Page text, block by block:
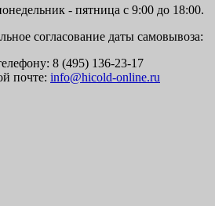
- пятница с 9:00 до 18:00.
согласование даты самовывоза:
8 (495) 136-23-17
почте: info@hicold-online.ru